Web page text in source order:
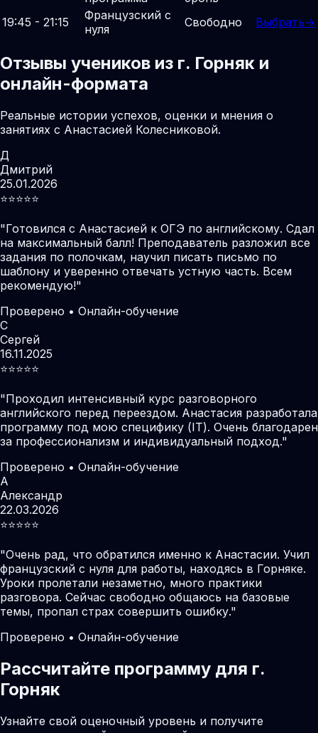
19:45 - 21:15
Французский с
нуля
Свободно Выбрать→
Отзывы учеников из г. Горняк и
онлайн-формата
Реальные истории успехов, оценки и мнения о
занятиях с Анастасией Колесниковой.
Д
Дмитрий
25.01.2026
⭐️⭐️⭐️⭐️⭐️
"Готовился с Анастасией к ОГЭ по английскому. Сдал
на максимальный балл! Преподаватель разложил все
задания по полочкам, научил писать письмо по
шаблону и уверенно отвечать устную часть. Всем
рекомендую!"
Проверено • Онлайн-обучение
С
Сергей
16.11.2025
⭐️⭐️⭐️⭐️⭐️
"Проходил интенсивный курс разговорного
английского перед переездом. Анастасия разработала
программу под мою специфику (IT). Очень благодарен
за профессионализм и индивидуальный подход."
Проверено • Онлайн-обучение
А
Александр
22.03.2026
⭐️⭐️⭐️⭐️⭐️
"Очень рад, что обратился именно к Анастасии. Учил
французский с нуля для работы, находясь в Горняке.
Уроки пролетали незаметно, много практики
разговора. Сейчас свободно общаюсь на базовые
темы, пропал страх совершить ошибку."
Проверено • Онлайн-обучение
Рассчитайте программу для г.
Горняк
Узнайте свой оценочный уровень и получите